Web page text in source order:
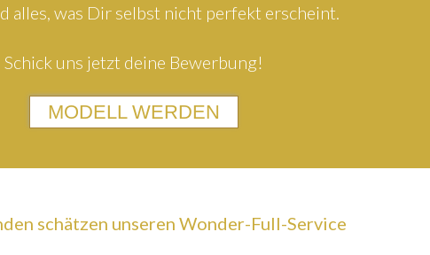
alles, was Dir selbst nicht perfekt erscheint.
Schick uns jetzt deine Bewerbung!
MODELL WERDEN
schätzen unseren Wonder-Full-Service